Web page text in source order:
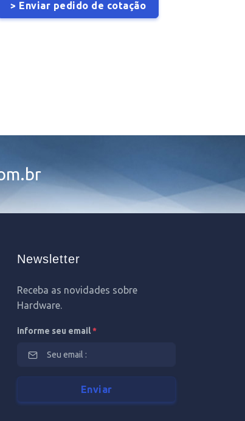
Newsletter
Receba as novidades sobre
Hardware.
informe seu email*